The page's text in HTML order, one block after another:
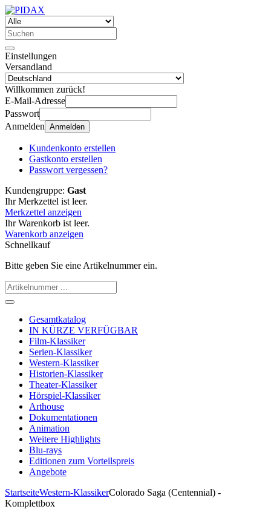
Einstellungen
Versandland
Willkommen zurück!
E-Mail-Adresse
Passwort
Anmelden Anmelden
Kundenkonto erstellen
Gastkonto erstellen
Passwort vergessen?
Kundengruppe: Gast
Ihr Merkzettel ist leer.
Merkzettel anzeigen
Ihr Warenkorb ist leer.
Warenkorb anzeigen
Schnellkauf
Bitte geben Sie eine Artikelnummer ein.
Gesamtkatalog
IN KÜRZE VERFÜGBAR
Film-Klassiker
Serien-Klassiker
Western-Klassiker
Historien-Klassiker
Theater-Klassiker
Hörspiel-Klassiker
Arthouse
Dokumentationen
Animation
Weitere Highlights
Blu-rays
Editionen zum Vorteilspreis
Angebote
StartseiteWestern-KlassikerColorado Saga (Centennial) -
Komplettbox